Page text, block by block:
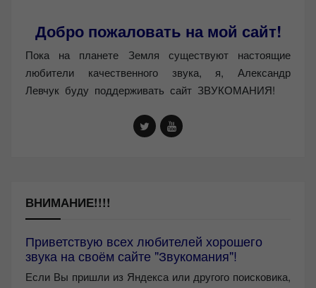
Добро пожаловать на мой сайт!
Пока на планете Земля существуют настоящие
любители качественного звука, я, Александр
Левчук буду поддерживать сайт ЗВУКОМАНИЯ!
ВНИМАНИЕ!!!!
Приветствую всех любителей хорошего
звука на своём сайте "Звукомания"!
Если Вы пришли из Яндекса или другого поисковика,